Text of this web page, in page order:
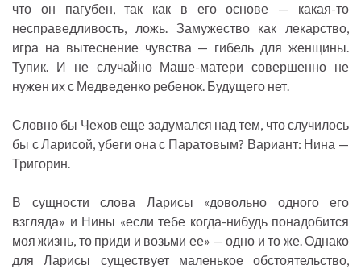
что он пагубен, так как в его основе — какая-то
несправедливость, ложь. Замужество как лекарство,
игра на вытеснение чувства — гибель для женщины.
Тупик. И не случайно Маше-матери совершенно не
нужен их с Медведенко ребенок. Будущего нет.
Словно бы Чехов еще задумался над тем, что случилось
бы с Ларисой, убеги она с Паратовым? Вариант: Нина —
Тригорин.
В сущности слова Ларисы «довольно одного его
взгляда» и Нины «если тебе когда-нибудь понадобится
моя жизнь, то приди и возьми ее» — одно и то же. Однако
для Ларисы существует маленькое обстоятельство,